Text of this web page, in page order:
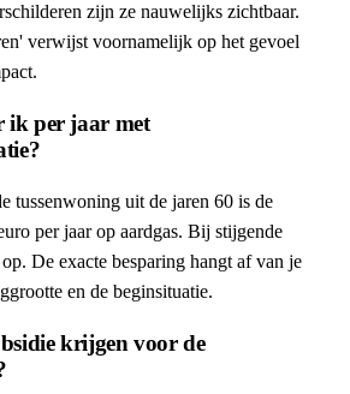
zijn ze nauwelijks zichtbaar.
verwijst voornamelijk op het gevoel
ik per jaar met
tussenwoning uit de jaren 60 is de
per jaar op aardgas. Bij stijgende
De exacte besparing hangt af van je
en de beginsituatie.
krijgen voor de